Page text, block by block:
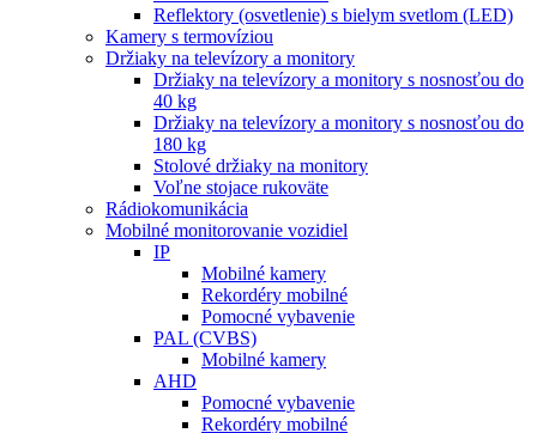
Reflektory (osvetlenie) s bielym svetlom (LED)
Kamery s termovíziou
Držiaky na televízory a monitory
Držiaky na televízory a monitory s nosnosťou do
40 kg
Držiaky na televízory a monitory s nosnosťou do
180 kg
Stolové držiaky na monitory
Voľne stojace rukoväte
Rádiokomunikácia
Mobilné monitorovanie vozidiel
IP
Mobilné kamery
Rekordéry mobilné
Pomocné vybavenie
PAL (CVBS)
Mobilné kamery
AHD
Pomocné vybavenie
Rekordéry mobilné